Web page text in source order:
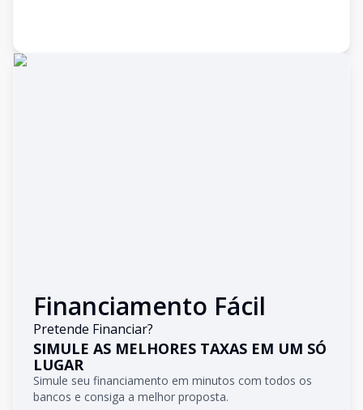
Financiamento Fácil
Pretende Financiar?
SIMULE AS MELHORES TAXAS EM UM SÓ
LUGAR
Simule seu financiamento em minutos com todos os
bancos e consiga a melhor proposta.